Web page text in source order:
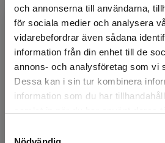
och annonserna till användarna,
för sociala medier och analysera
vidarebefordrar även sådana
information från din enhet till de
annons- och analysföretag som vi
Dessa kan i sin tur kombinera
information som du har
Begränsad
Det verkar som att du besöker
studentlitteratur.se via en
Vi erbjuder inte leveranser
Eva-Kristina
Eva-Kristina Salameh är
vetenskap och leg. logoped.
år varit kliniskt verksam vid
logopedmottagningen på